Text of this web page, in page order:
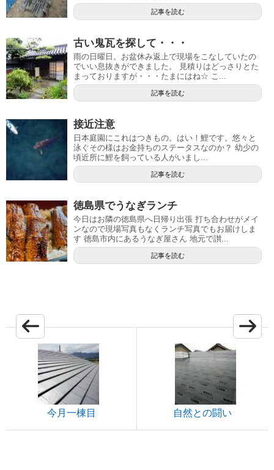
記事を読む
古い鬼瓦を探して・・・
雨の日曜日。お盆休み返上で現場をこなしていたの
でいい息抜きができました。 見積りはどっさりとた
まっておりますが・・・たまにはね☆ こ...
記事を読む
接近注意
日本庭園にこれはつきもの。はい！鯉です。悠々と
泳ぐその様はお金持ちのステータスなのか？ 幼少の
頃近所に鯉を飼っている人がいまし...
記事を読む
徳島県でうなぎランチ
今日はお隣の徳島県へ日帰り出張 打ち合わせがメイ
ンなので現場写真もなくランチ写真でもお届けしま
す 徳島市内にあるうなぎ屋さん 地元で讃...
記事を読む
今月一棟目 自然との闘い